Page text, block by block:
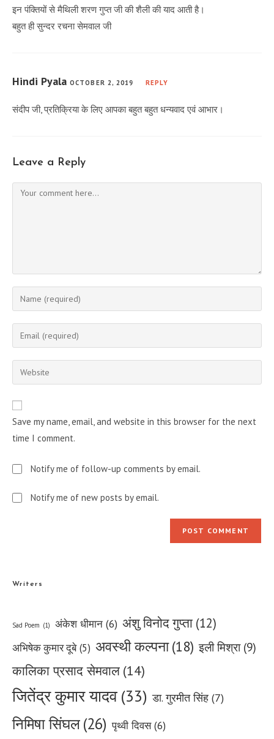
इन पंक्तियों से मैथिली शरण गुप्त जी की शैली की याद आती है।
बहुत ही सुन्दर रचना सेमवाल जी
Hindi Pyala OCTOBER 2, 2019 REPLY
संदीप जी, प्रतिक्रिया के लिए आपका बहुत बहुत धन्यवाद एवं आभार।
Leave a Reply
Comment
Enter
your
name
comment
Enter
your
email
address
Enter
your
URL
(optional)
Save my name, email, and website in this browser for the next
time I comment.
Notify me of follow-up comments by email.
Notify me of new posts by email.
Writers
Sad Poem (1) अंकेश धीमान (6) अंशु विनोद गुप्ता (12)
अभिषेक कुमार दूबे (5) अवस्थी कल्पना (18) इली मिश्रा (9)
कालिका प्रसाद सेमवाल (14)
जितेंद्र कुमार यादव (33) डा. गुरमीत सिंह (7)
निमिषा सिंघल(26) पृथ्वी दिवस (6)